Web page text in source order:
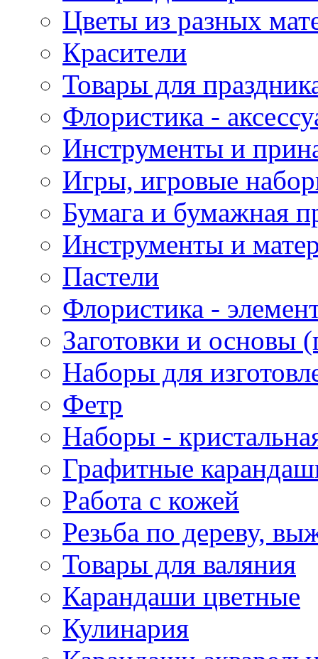
Цветы из разных
Красители
Товары для
Флористика -
Инструменты и
Игры, игровые
Бумага и бумажная
Инструменты и
Пастели
Флористика -
Заготовки и основы
Наборы для
Фетр
Наборы -
Графитные
Работа с кожей
Резьба по дереву,
Товары для валяния
Карандаши цветные
Кулинария